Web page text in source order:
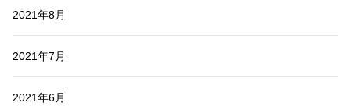
2021年8月
2021年7月
2021年6月